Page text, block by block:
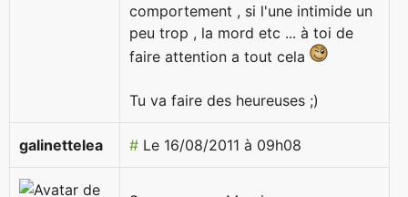
comportement , si l'une intimide un
peu trop , la mord etc ... à toi de
faire attention a tout cela
Tu va faire des heureuses ;)
galinettelea # Le 16/08/2011 à 09h08